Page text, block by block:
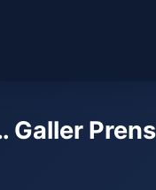
Galler